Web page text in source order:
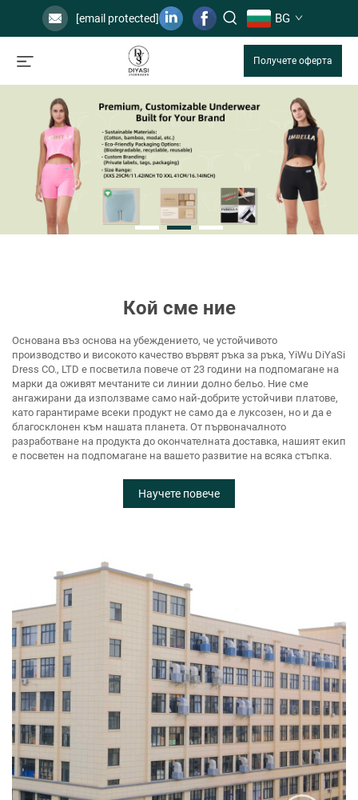
[email protected] BG
Получете оферта
Кой сме ние
Основана въз основа на убеждението, че устойчивото
производство и високото качество вървят ръка за ръка, YiWu DiYaSi
Dress CO., LTD е посветила повече от 23 години на подпомагане на
марки да оживят мечтаните си линии долно бельо. Ние сме
ангажирани да използваме само най-добрите устойчиви платове,
като гарантираме всеки продукт не само да е луксозен, но и да е
благосклонен към нашата планета. От първоначалното
разработване на продукта до окончателната доставка, нашият екип
е посветен на подпомагане на вашето развитие на всяка стъпка.
Научете повече